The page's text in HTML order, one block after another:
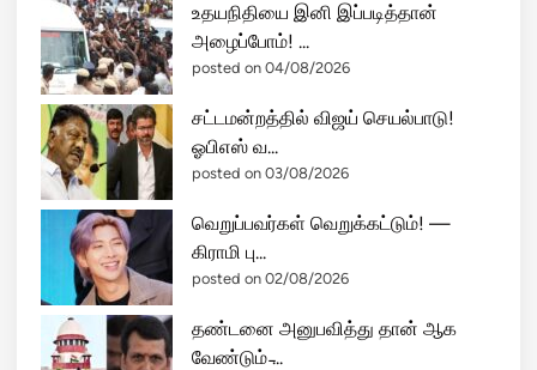
உதயநிதியை இனி இப்படித்தான்
அழைப்போம்! ...
posted on 04/08/2026
சட்டமன்றத்தில் விஜய் செயல்பாடு!
ஓபிஎஸ் வ...
posted on 03/08/2026
வெறுப்பவர்கள் வெறுக்கட்டும்! —
கிராமி பு...
posted on 02/08/2026
தண்டனை அனுபவித்து தான் ஆக
வேண்டும் ̵...